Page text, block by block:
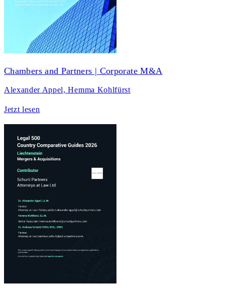
Chambers and Partners | Corporate M&A
Alexander Appel, Hemma Kohlfürst
Jetzt lesen